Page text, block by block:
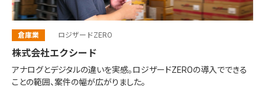
倉庫業 ロジザードZERO
株式会社エクシード
アナログとデジタルの違いを実感。ロジザードZEROの導入でできる
ことの範囲、案件の幅が広がりました。